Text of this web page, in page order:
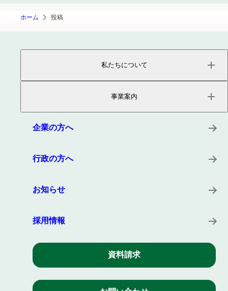
ホーム 投稿
私たちについて
役員紹介
沿革
所在地
事業案内
プロダクト
企業の方へ
行政の方へ
お知らせ
採用情報
資料請求